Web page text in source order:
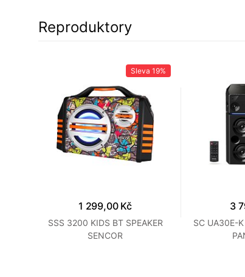
Reproduktory
Sleva 19%
1 299,00 Kč
SSS 3200 KIDS BT SPEAKER
SENCOR
3
SC UA30E-